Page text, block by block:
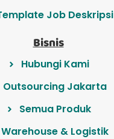
Job Deskripsi
Bisnis
Hubungi Kami
Outsourcing Jakarta
Semua Produk
Warehouse & Logistik